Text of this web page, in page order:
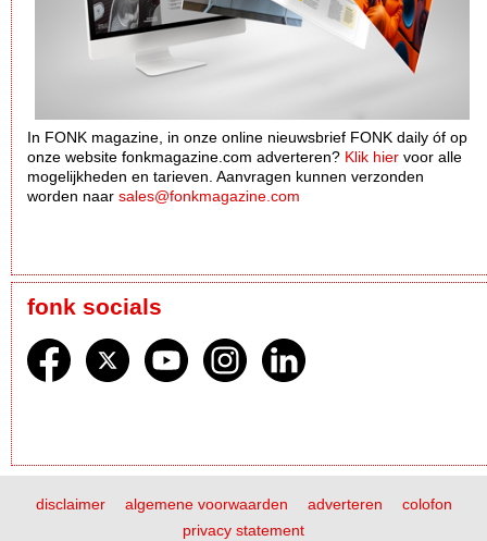
In FONK magazine, in onze online nieuwsbrief FONK daily óf op
onze website fonkmagazine.com adverteren? Klik hier voor alle
mogelijkheden en tarieven. Aanvragen kunnen verzonden
worden naar sales@fonkmagazine.com
fonk socials
disclaimer algemene voorwaarden adverteren
colofon
privacy statement